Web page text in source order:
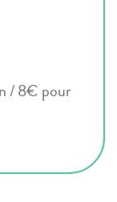
/ 8€ pour